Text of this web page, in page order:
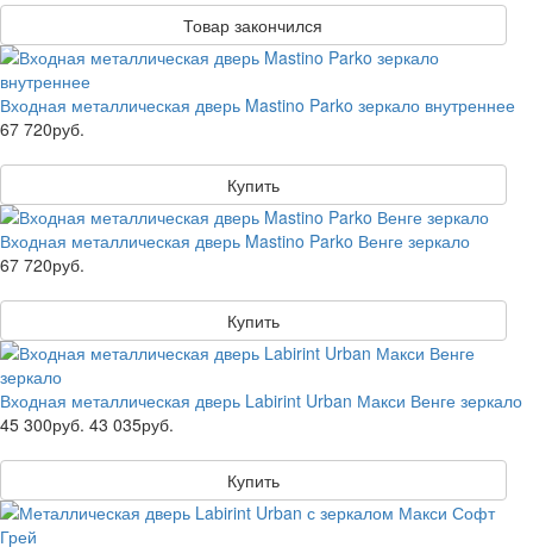
Товар закончился
Входная металлическая дверь Mastino Parko зеркало внутреннее
67 720руб.
Купить
Входная металлическая дверь Mastino Parko Венге зеркало
67 720руб.
Купить
Входная металлическая дверь Labirint Urban Макси Венге зеркало
45 300руб. 43 035руб.
Купить